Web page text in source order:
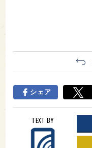
シェア
TEXT BY